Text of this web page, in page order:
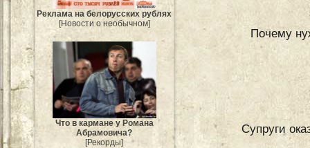
Реклама на белорусских рублях
[Новости о необычном]
Что в кармане у Романа
Абрамовича?
[Рекорды]
Почему
Супруги